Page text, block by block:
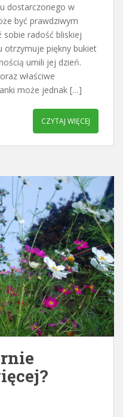
dostarczonego w
być prawdziwym
sobie radość bliskiej
otrzymuje piękny bukiet
umili jej dzień.
właściwe
może jednak […]
CZYTAJ WIĘCEJ